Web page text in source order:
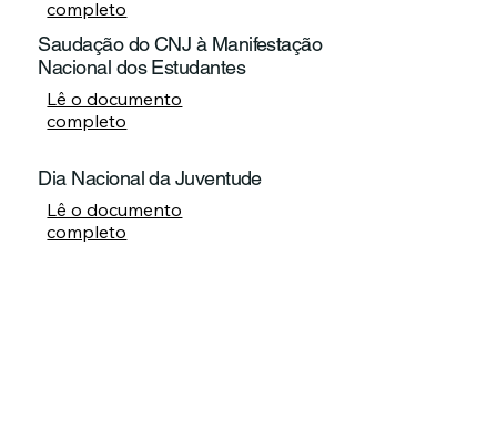
completo
Saudação do CNJ à Manifestação
Nacional dos Estudantes
Lê o documento
completo
Dia Nacional da Juventude
Lê o documento
completo